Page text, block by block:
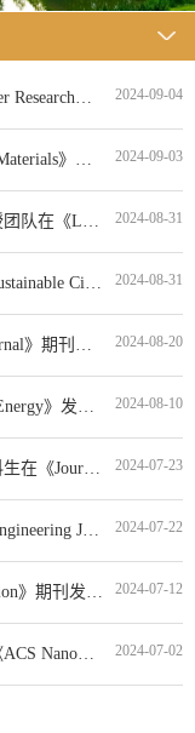
2024-09-04
环资院、碳中和学院冯华军教授团队在《Water Research》发表高水平研究论文
2024-09-03
化材学院胡勇教授团队在《Advanced Energy Materials》发表高水平研究论文
2024-08-31
先进光电子应用基础交叉研究中心戴朝卿教授团队在《Laser & Photonics Reviews》期刊发表学术论文
2024-08-31
园林学院城乡生态环境评估与规划团队在《Sustainable Cities and Society》上发表学术论文
2024-08-20
张宜明教授团队在《Chemical Engineering Journal》期刊发表研究论文
2024-08-10
环资院、碳中和学院余兵教授团队在《Nano Energy》发表高水平研究论文
2024-07-23
环资院、碳中和学院周国模教授团队指导本科生在《Journal of Cleaner Production》期刊发表论文
2024-07-22
化材学院生物质能源材料团队在《Chemical Engineering Journal》期刊发表研究论文
2024-07-12
数计学院冯海林教授团队在《Information Fusion》期刊发表高水平研究论文
2024-07-02
化材学院林业工程学科绿色家居材料团队在《ACS Nano》期刊发表高水平综述论文